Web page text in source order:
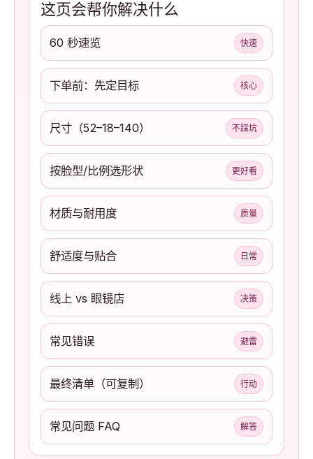
这页会帮你解决什么
60 秒速览 快速
下单前：先定目标 核心
尺寸（52–18–140） 不踩坑
按脸型/比例选形状 更好看
材质与耐用度 质量
舒适度与贴合 日常
线上 vs 眼镜店 决策
常见错误 避雷
最终清单（可复制） 行动
常见问题 FAQ 解答